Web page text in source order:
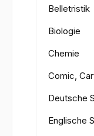
Belletristik
Biologie
Chemie
Comic,
Deutsche
Englische